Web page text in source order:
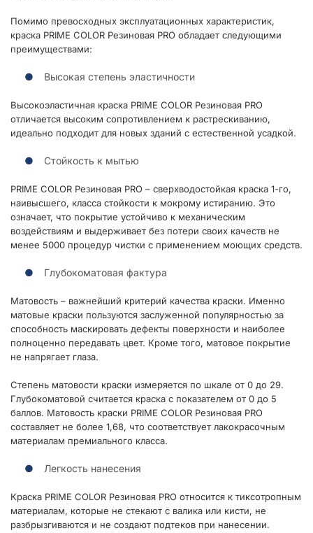
Помимо превосходных эксплуатационных характеристик,
краска PRIME COLOR Резиновая PRO обладает следующими
преимуществами:
Высокая степень эластичности
Высокоэластичная краска PRIME COLOR Резиновая PRO
отличается высоким сопротивлением к растрескиванию,
идеально подходит для новых зданий с естественной усадкой.
Стойкость к мытью
PRIME COLOR Резиновая PRO – сверхводостойкая краска 1-го,
наивысшего, класса стойкости к мокрому истиранию. Это
означает, что покрытие устойчиво к механическим
воздействиям и выдерживает без потери своих качеств не
менее 5000 процедур чистки с применением моющих средств.
Глубокоматовая фактура
Матовость – важнейший критерий качества краски. Именно
матовые краски пользуются заслуженной популярностью за
способность маскировать дефекты поверхности и наиболее
полноценно передавать цвет. Кроме того, матовое покрытие
не напрягает глаза.
Степень матовости краски измеряется по шкале от 0 до 29.
Глубокоматовой считается краска с показателем от 0 до 5
баллов. Матовость краски PRIME COLOR Резиновая PRO
составляет не более 1,68, что соответствует лакокрасочным
материалам премиального класса.
Легкость нанесения
Краска PRIME COLOR Резиновая PRO относится к тиксотропным
материалам, которые не стекают с валика или кисти, не
разбрызгиваются и не создают подтеков при нанесении.